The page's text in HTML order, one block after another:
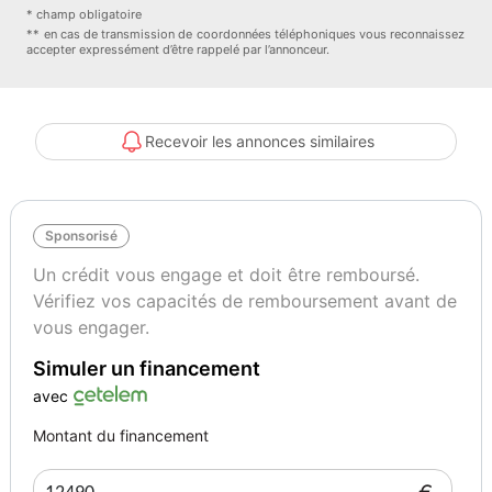
-Tissu Sound Noir Titane
-AFIL
-Aide au freinage d'urgence
-Airbag genoux
-Airbag passager déconnectable
-Airbags latéraux avant
-Airbags rideaux AV et AR
-Antidémarrage électronique
-Antipatinage
-Assistance de maintient de trajectoire
-Ceintures avant ajustables en hauteur
-ESP
* champ obligatoire
** en cas de transmission de coordonnées téléphoniques vous reconnaissez
accepter expressément d’être rappelé par l’annonceur.
Recevoir les annonces similaires
Sponsorisé
Un crédit vous engage et doit être remboursé.
Vérifiez vos capacités de remboursement avant de
vous engager.
Simuler un financement
avec
Montant du financement